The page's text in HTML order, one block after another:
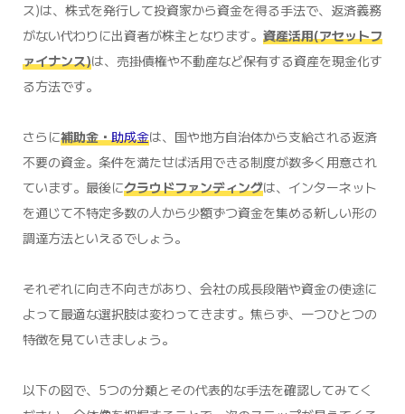
ス)は、株式を発行して投資家から資金を得る手法で、返済義務
がない代わりに出資者が株主となります。 資産活用(アセットフ
ァイナンス)は、売掛債権や不動産など保有する資産を現金化す
る方法です。
さらに補助金・助成金は、国や地方自治体から支給される返済
不要の資金。条件を満たせば活用できる制度が数多く用意され
ています。最後にクラウドファンディングは、インターネット
を通じて不特定多数の人から少額ずつ資金を集める新しい形の
調達方法といえるでしょう。
それぞれに向き不向きがあり、会社の成長段階や資金の使途に
よって最適な選択肢は変わってきます。焦らず、一つひとつの
特徴を見ていきましょう。
以下の図で、5つの分類とその代表的な手法を確認してみてく